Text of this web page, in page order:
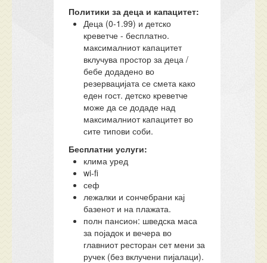
Политики за деца и капацитет:
Деца (0-1.99) и детско
креветче - бесплатно.
максималниот капацитет
вклучува простор за деца /
бебе додадено во
резервацијата се смета како
еден гост. детско креветче
може да се додаде над
максималниот капацитет во
сите типови соби.
Бесплатни услуги:
клима уред
wi-fi
сеф
лежалки и сончебрани кај
базенот и на плажата.
полн пансион: шведска маса
за појадок и вечера во
главниот ресторан сет мени за
ручек (без вклучени пијалаци).